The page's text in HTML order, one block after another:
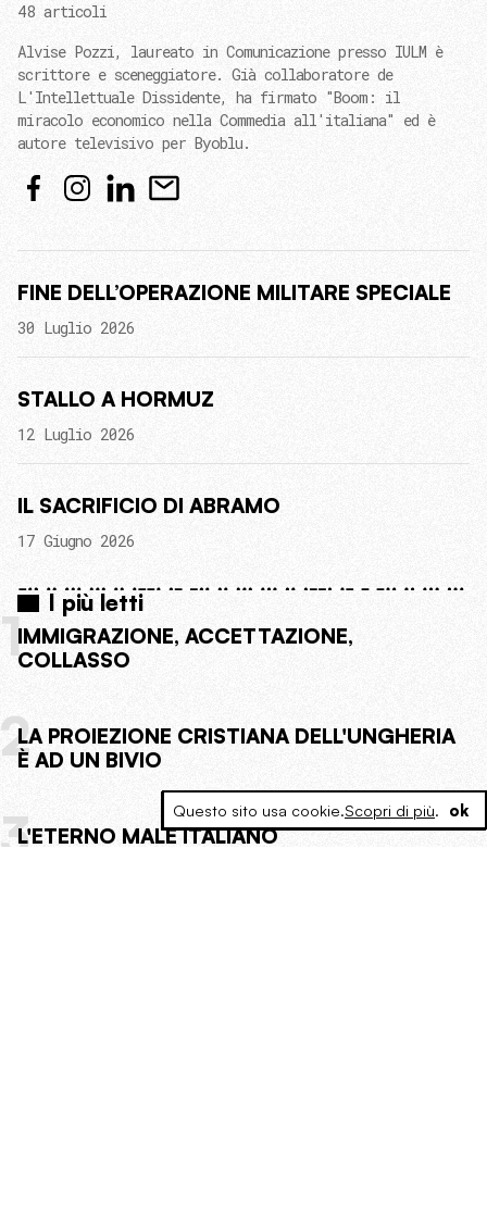
48 articoli
Alvise Pozzi, laureato in Comunicazione presso IULM è
scrittore e sceneggiatore. Già collaboratore de
L'Intellettuale Dissidente, ha firmato "Boom: il
miracolo economico nella Commedia all'italiana" ed è
autore televisivo per Byoblu.
FINE DELL’OPERAZIONE MILITARE SPECIALE
30 Luglio 2026
STALLO A HORMUZ
12 Luglio 2026
IL SACRIFICIO DI ABRAMO
17 Giugno 2026
I più letti
1IMMIGRAZIONE, ACCETTAZIONE,
COLLASSO
2LA PROIEZIONE CRISTIANA DELL'UNGHERIA
È AD UN BIVIO
3L'ETERNO MALE ITALIANO
Questo sito usa cookie.Scopri di più. ok